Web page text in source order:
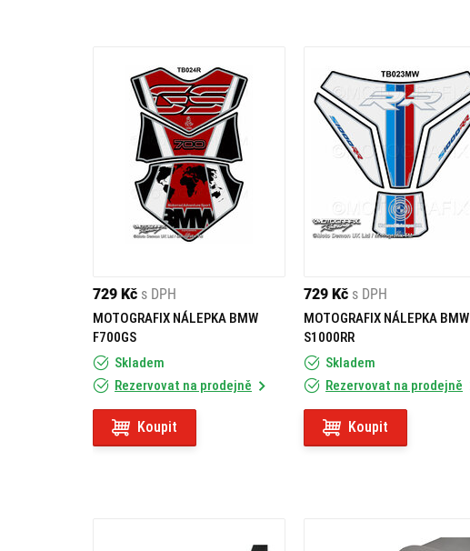
729 Kč s DPH
MOTOGRAFIX NÁLEPKA BMW
F700GS
Skladem
Rezervovat na prodejně
Koupit
729 Kč s DPH
MOTOGRAFIX NÁLEPKA BMW
S1000RR
Skladem
Rezervovat na prodejně
Koupit